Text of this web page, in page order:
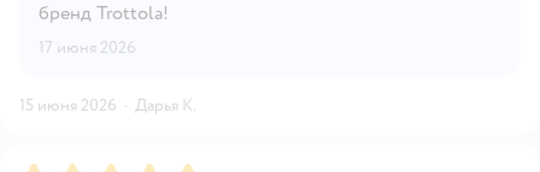
бренд Trottola!
17 июня 2026
15 июня 2026 · Дарья К.